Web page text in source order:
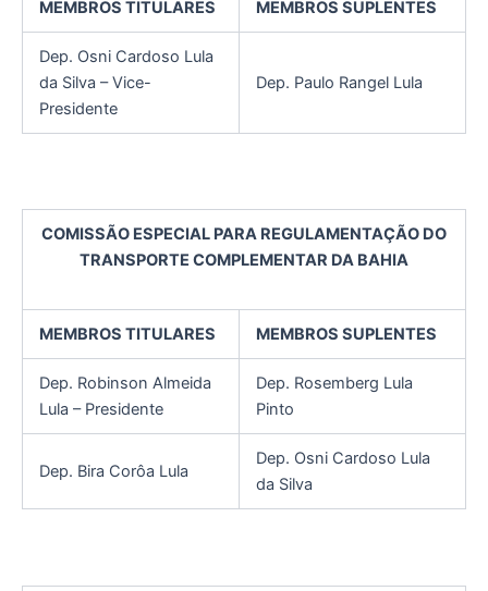
MEMBROS TITULARES MEMBROS SUPLENTES
Dep. Osni Cardoso Lula
da Silva – Vice-
Presidente
Dep. Paulo Rangel Lula
COMISSÃO ESPECIAL PARA REGULAMENTAÇÃO DO
TRANSPORTE COMPLEMENTAR DA BAHIA
MEMBROS TITULARES MEMBROS SUPLENTES
Dep. Robinson Almeida
Lula – Presidente
Dep. Rosemberg Lula
Pinto
Dep. Bira Corôa Lula
Dep. Osni Cardoso Lula
da Silva